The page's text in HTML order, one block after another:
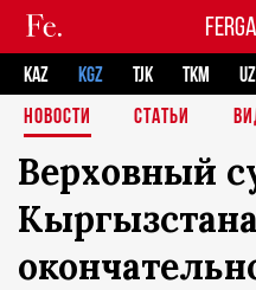
KAZ KGZ TJK TKM
НОВОСТИ
СТАТЬИ
Верховный
Кыргызстана